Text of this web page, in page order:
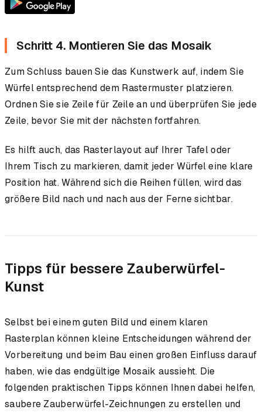
Schritt 4. Montieren Sie das Mosaik
Zum Schluss bauen Sie das Kunstwerk auf, indem Sie
Würfel entsprechend dem Rastermuster platzieren.
Ordnen Sie sie Zeile für Zeile an und überprüfen Sie jede
Zeile, bevor Sie mit der nächsten fortfahren.
Es hilft auch, das Rasterlayout auf Ihrer Tafel oder
Ihrem Tisch zu markieren, damit jeder Würfel eine klare
Position hat. Während sich die Reihen füllen, wird das
größere Bild nach und nach aus der Ferne sichtbar.
Tipps für bessere Zauberwürfel-
Kunst
Selbst bei einem guten Bild und einem klaren
Rasterplan können kleine Entscheidungen während der
Vorbereitung und beim Bau einen großen Einfluss darauf
haben, wie das endgültige Mosaik aussieht. Die
folgenden praktischen Tipps können Ihnen dabei helfen,
saubere Zauberwürfel-Zeichnungen zu erstellen und